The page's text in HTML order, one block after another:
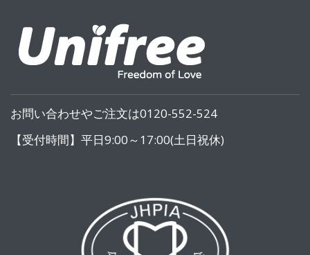
お問い合わせやご注文は0120-552-524
【受付時間】平日9:00～17:00(土日祝休)